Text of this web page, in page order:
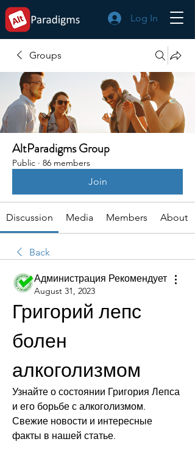
Log In
Groups
AltParadigms Group
Public · 86 members
Join
Discussion Media Members About
Back
Администрация Рекомендует
August 31, 2023
Григорий лепс
болен
алкоголизмом
Узнайте о состоянии Григория Лепса
и его борьбе с алкоголизмом.
Свежие новости и интересные
факты в нашей статье.